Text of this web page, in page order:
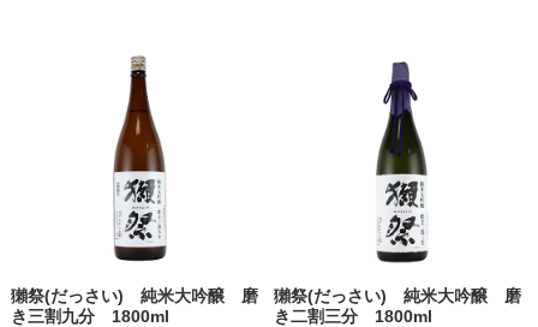
獺祭(だっさい) 純米大吟醸 磨
き三割九分 1800ml
獺祭(だっさい) 純米大吟醸 磨
き二割三分 1800ml